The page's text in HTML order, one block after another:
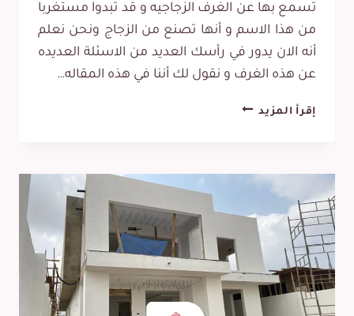
تسمع بها عن الغرف الزجاجيه و قد تبدوا مستغربا
من هذا الاسم و أنها تصنع من الزجاج ونحن نعلم
أنه الان يدور في رأسك العديد من الاسئلة العديده
عن هذه الغرف و نقول لك أننا في هذه المقاله…
إقرأ المزيدتركيب
مكة
0565531738
غرف
زجاجية
خارجية
مكة